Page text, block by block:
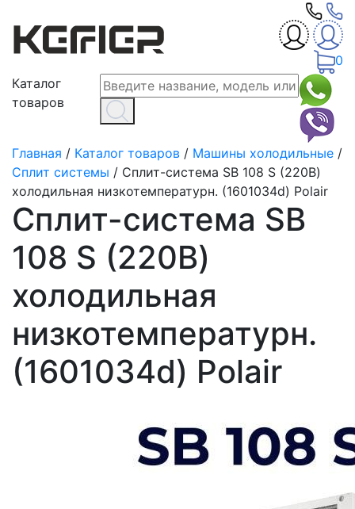
0
Каталог
товаров
Главная / Каталог товаров / Машины холодильные /
Сплит системы / Сплит-система SB 108 S (220В)
холодильная низкотемпературн. (1601034d) Polair
Сплит-система SB
108 S (220В)
холодильная
низкотемпературн.
(1601034d) Polair